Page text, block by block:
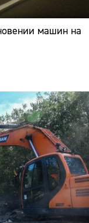
машин на